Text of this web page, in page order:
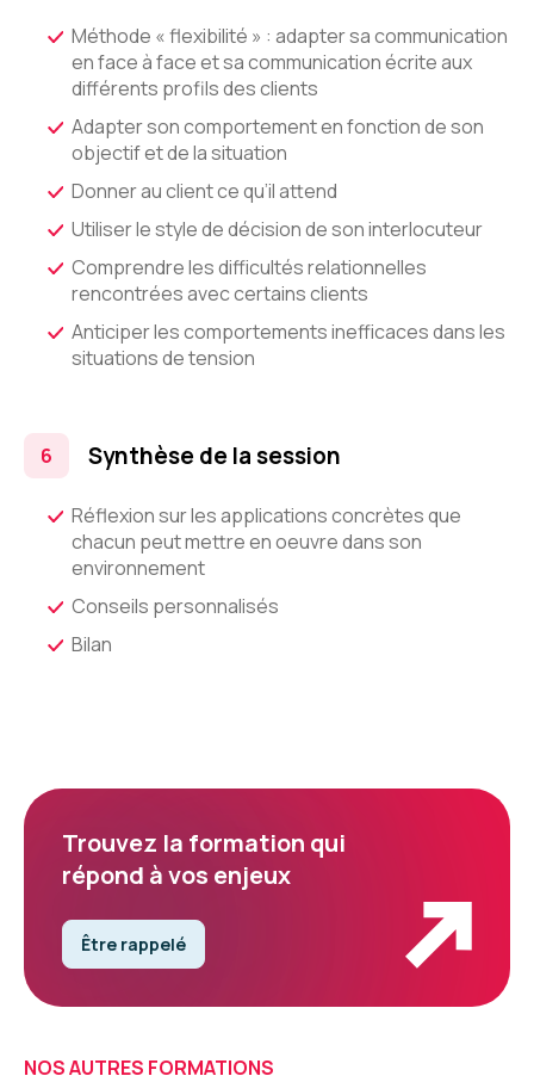
Méthode « flexibilité » : adapter sa communication
en face à face et sa communication écrite aux
différents profils des clients
Adapter son comportement en fonction de son
objectif et de la situation
Donner au client ce qu’il attend
Utiliser le style de décision de son interlocuteur
Comprendre les difficultés relationnelles
rencontrées avec certains clients
Anticiper les comportements inefficaces dans les
situations de tension
Synthèse de la session
Réflexion sur les applications concrètes que
chacun peut mettre en oeuvre dans son
environnement
Conseils personnalisés
Bilan
Trouvez la formation qui
répond à vos enjeux
Être rappelé
NOS AUTRES FORMATIONS